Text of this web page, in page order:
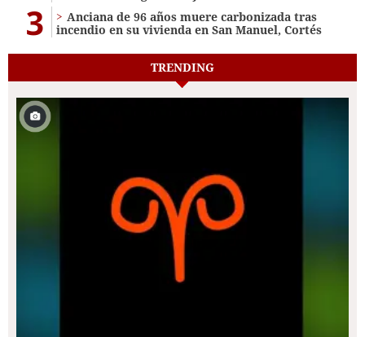
3
Anciana de 96 años muere carbonizada tras
incendio en su vivienda en San Manuel, Cortés
TRENDING